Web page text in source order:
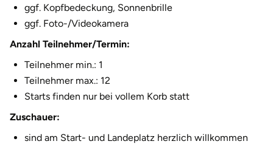
ggf. Kopfbedeckung, Sonnenbrille
ggf. Foto-/Videokamera
Anzahl Teilnehmer/Termin:
Teilnehmer min.: 1
Teilnehmer max.: 12
Starts finden nur bei vollem Korb statt
Zuschauer:
sind am Start- und Landeplatz herzlich willkommen